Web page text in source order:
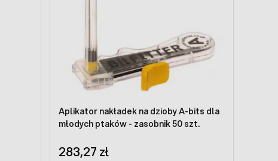
Aplikator nakładek na dzioby A-bits dla
młodych ptaków - zasobnik 50 szt.
283,27 zł